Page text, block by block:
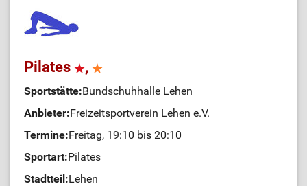
Pilates ,
Sportstätte:Bundschuhhalle Lehen
Anbieter:Freizeitsportverein Lehen e.V.
Termine:Freitag, 19:10 bis 20:10
Sportart:Pilates
Stadtteil:Lehen